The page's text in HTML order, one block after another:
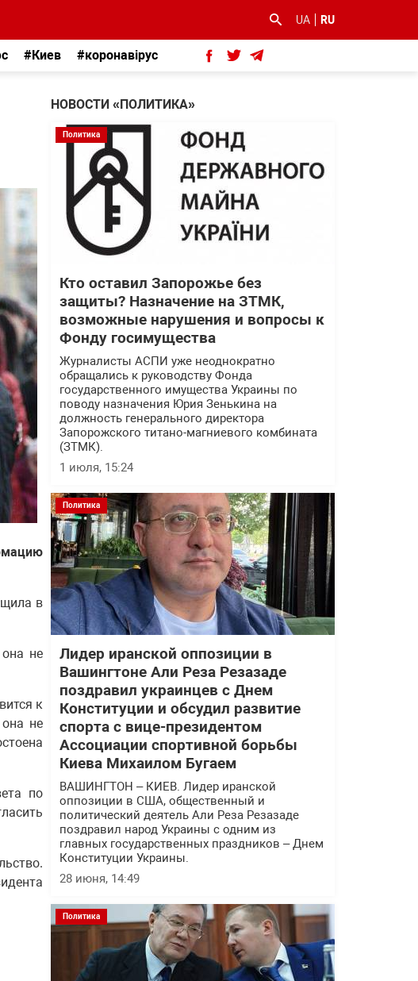
UA RU
#Киев #коронавірус
в
не
к
не
по
НОВОСТИ «ПОЛИТИКА»
Политика
Кто оставил Запорожье без
защиты? Назначение на ЗТМК,
возможные нарушения и вопросы к
Фонду госимущества
Журналисты АСПИ уже неоднократно
обращались к руководству Фонда
государственного имущества Украины по
поводу назначения Юрия Зенькина на
должность генерального директора
Запорожского титано-магниевого комбината
(ЗТМК).
1 июля, 15:24
Политика
Лидер иранской оппозиции в
Вашингтоне Али Реза Резазаде
поздравил украинцев с Днем
Конституции и обсудил развитие
спорта с вице-президентом
Ассоциации спортивной борьбы
Киева Михаилом Бугаем
ВАШИНГТОН – КИЕВ. Лидер иранской
оппозиции в США, общественный и
политический деятель Али Реза Резазаде
поздравил народ Украины с одним из
главных государственных праздников – Днем
Конституции Украины.
28 июня, 14:49
Политика